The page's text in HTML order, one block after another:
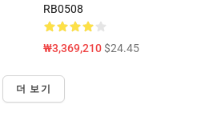
RB0508
₩3,369,210$24.45
더 보기